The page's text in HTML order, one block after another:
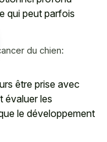
qui peut parfois
du chien:
être prise avec
évaluer les
le développement